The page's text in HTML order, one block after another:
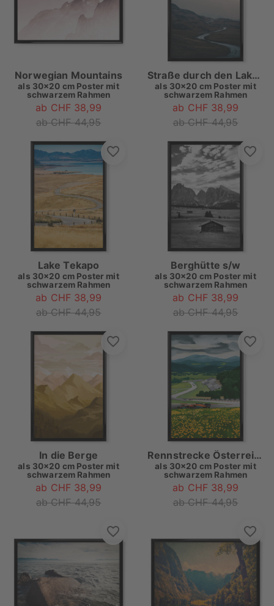
Norwegian Mountains
als 30x20 cm Poster mit
schwarzem Rahmen
ab CHF 38,99
ab CHF 44,95
Straße durch den Lake District
als 30x20 cm Poster mit
schwarzem Rahmen
ab CHF 38,99
ab CHF 44,95
Lake Tekapo
als 30x20 cm Poster mit
schwarzem Rahmen
ab CHF 38,99
ab CHF 44,95
Berghütte s/w
als 30x20 cm Poster mit
schwarzem Rahmen
ab CHF 38,99
ab CHF 44,95
In die Berge
als 30x20 cm Poster mit
schwarzem Rahmen
ab CHF 38,99
ab CHF 44,95
Rennstrecke Österreichs
als 30x20 cm Poster mit
schwarzem Rahmen
ab CHF 38,99
ab CHF 44,95